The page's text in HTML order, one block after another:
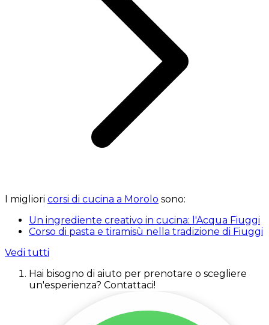
I migliori corsi di cucina a Morolo sono:
Un ingrediente creativo in cucina: l'Acqua Fiuggi
Corso di pasta e tiramisù nella tradizione di Fiuggi
Vedi tutti
Hai bisogno di aiuto per prenotare o scegliere
un'esperienza? Contattaci!